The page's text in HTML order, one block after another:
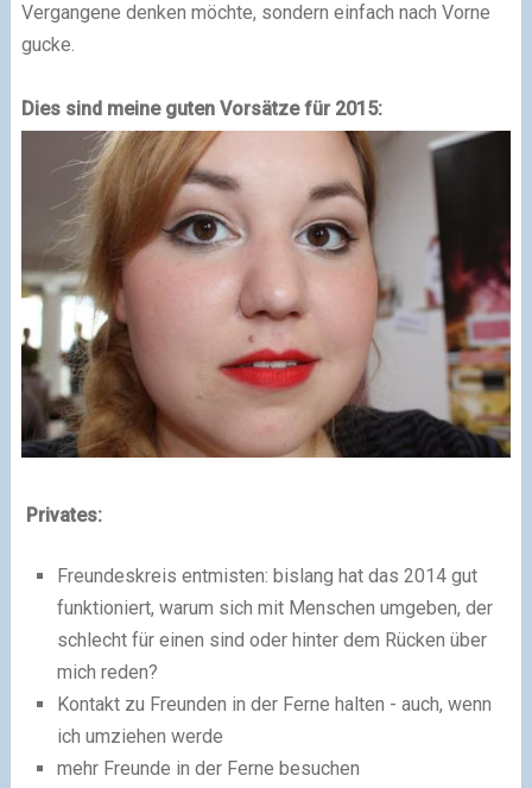
Vergangene denken möchte, sondern einfach nach Vorne
gucke.
Dies sind meine guten Vorsätze für 2015:
Privates:
Freundeskreis entmisten: bislang hat das 2014 gut
funktioniert, warum sich mit Menschen umgeben, der
schlecht für einen sind oder hinter dem Rücken über
mich reden?
Kontakt zu Freunden in der Ferne halten - auch, wenn
ich umziehen werde
mehr Freunde in der Ferne besuchen